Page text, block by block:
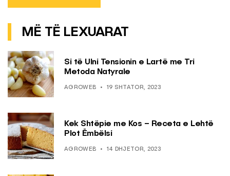
MË TË LEXUARAT
Si të Ulni Tensionin e Lartë me Tri
Metoda Natyrale
AGROWEB 19 SHTATOR, 2023
Kek Shtëpie me Kos – Receta e Lehtë
Plot Ëmbëlsi
AGROWEB 14 DHJETOR, 2023